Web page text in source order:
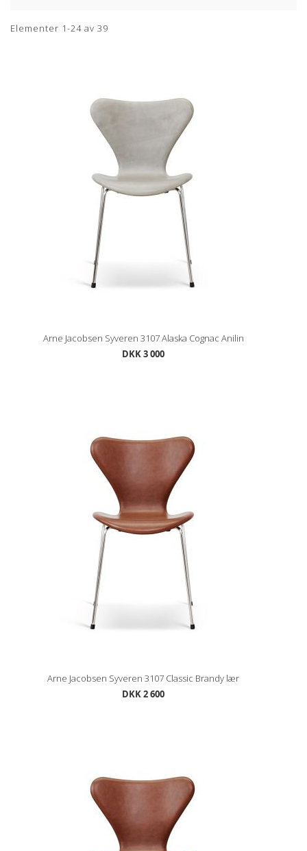
Elementer 1-24 av 39
Arne Jacobsen Syveren 3107 Alaska Cognac Anilin
DKK 3 000
Arne Jacobsen Syveren 3107 Classic Brandy lær
DKK 2 600